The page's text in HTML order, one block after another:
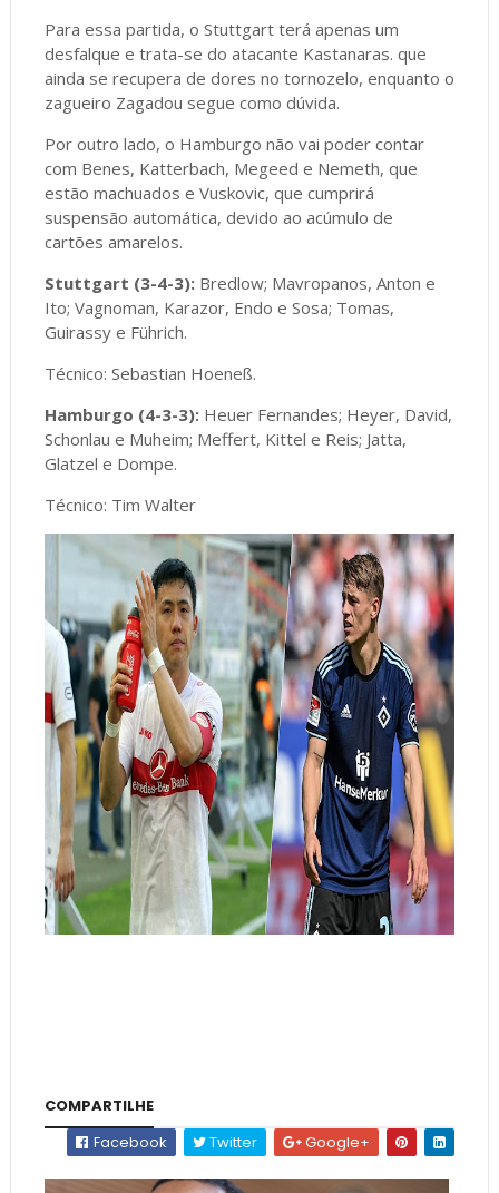
Para essa partida, o Stuttgart terá apenas um
desfalque e trata-se do atacante Kastanaras. que
ainda se recupera de dores no tornozelo, enquanto o
zagueiro Zagadou segue como dúvida.
Por outro lado, o Hamburgo não vai poder contar
com Benes, Katterbach, Megeed e Nemeth, que
estão machuados e Vuskovic, que cumprirá
suspensão automática, devido ao acúmulo de
cartões amarelos.
Stuttgart (3-4-3): Bredlow; Mavropanos, Anton e
Ito; Vagnoman, Karazor, Endo e Sosa; Tomas,
Guirassy e Führich.
Técnico: Sebastian Hoeneß.
Hamburgo (4-3-3): Heuer Fernandes; Heyer, David,
Schonlau e Muheim; Meffert, Kittel e Reis; Jatta,
Glatzel e Dompe.
Técnico: Tim Walter
COMPARTILHE
Facebook
Twitter Google+